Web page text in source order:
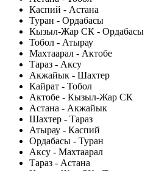
Каспий - Астана
Туран - Ордабасы
Кызыл-Жар СК - Ордабасы
Тобол - Атырау
Махтаарал - Актобе
Тараз - Аксу
Акжайык - Шахтер
Кайрат - Тобол
Актобе - Кызыл-Жар СК
Астана - Акжайык
Шахтер - Тараз
Атырау - Каспий
Ордабасы - Туран
Аксу - Махтаарал
Тараз - Астана